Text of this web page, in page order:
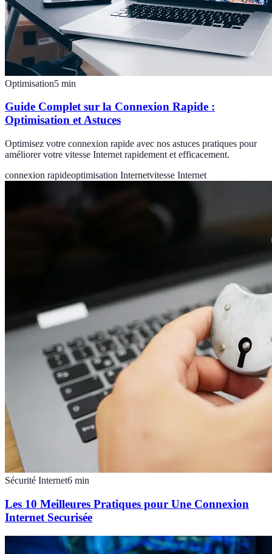
Optimisation5 min
Guide Complet sur la Connexion Rapide :
Optimisation et Astuces
Optimisez votre connexion rapide avec nos astuces pratiques pour
améliorer votre vitesse Internet rapidement et efficacement.
connexion rapideoptimisation Internetvitesse Internet
Sécurité Internet6 min
Les 10 Meilleures Pratiques pour Une Connexion
Internet Securisée